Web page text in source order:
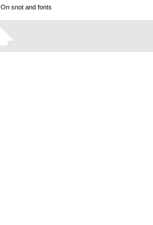
On snot and fonts